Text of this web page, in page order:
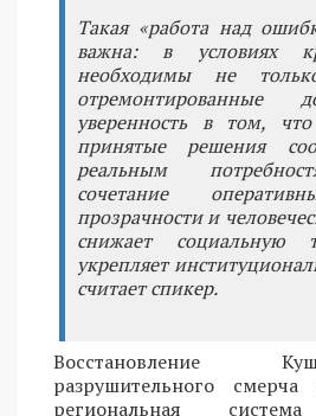
Такая «работа над
важна: в условиях
необходимы не
уверенность в том,
принятые решения
реальным
сочетание
прозрачности и
снижает социальную
укрепляет
считает спикер.
Восстановление
разрушительного смерча
региональная